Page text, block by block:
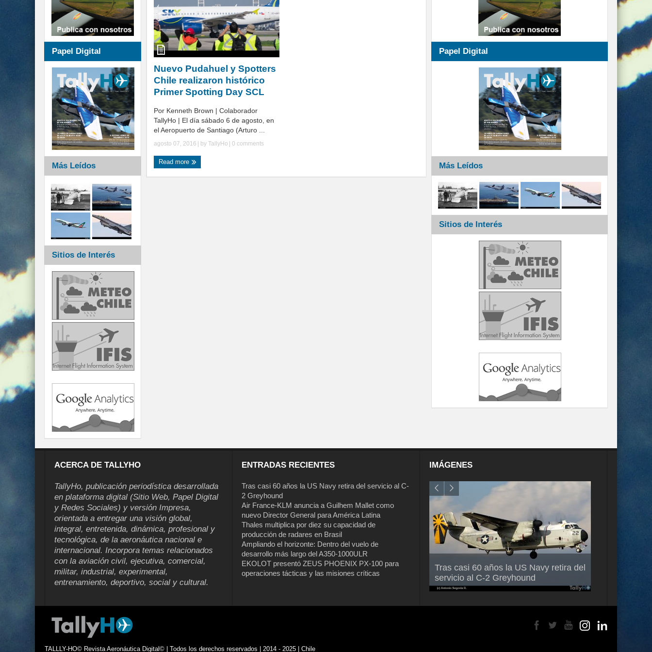
Nuevo Pudahuel y Spotters
Chile realizaron histórico
Primer Spotting Day SCL
Por Kenneth Brown | Colaborador
TallyHo | El día sábado 6 de agosto, en
el Aeropuerto de Santiago (Arturo ...
agosto 07, 2016 | by TallyHo 0 comments
Read more
Papel Digital
Más Leídos
Sitios de Interés
Papel Digital
Más Leídos
Sitios de Interés
ACERCA DE TALLYHO
TallyHo, publicación periodística desarrollada
en plataforma digital (Sitio Web, Papel Digital
y Redes Sociales) y versión Impresa,
orientada a entregar una visión global,
integral, entretenida, dinámica, profesional y
tecnológica, de la aeronáutica nacional e
internacional. Incorpora temas relacionados
con la aviación civil, ejecutiva, comercial,
militar, industrial, experimental,
entrenamiento, deportivo, social y cultural.
ENTRADAS RECIENTES
Tras casi 60 años la US Navy retira del servicio al C-
2 Greyhound
Air France-KLM anuncia a Guilhem Mallet como
nuevo Director General para América Latina
Thales multiplica por diez su capacidad de
producción de radares en Brasil
Ampliando el horizonte: Dentro del vuelo de
desarrollo más largo del A350-1000ULR
EKOLOT presentó ZEUS PHOENIX PX-100 para
operaciones tácticas y las misiones críticas
IMÁGENES
Tras casi 60 años la US Navy retira del
servicio al C-2 Greyhound
Air France-KLM anuncia a Guilhem
Mallet como nuevo Director General
para América Latina
TALLLY-HO© Revista Aeronáutica Digital© | Todos los derechos reservados | 2014 - 2025 | Chile